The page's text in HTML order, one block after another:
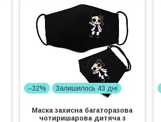
–32% Залишилось 43 дні
Маска захисна багаторазова
чотиришарова дитяча з